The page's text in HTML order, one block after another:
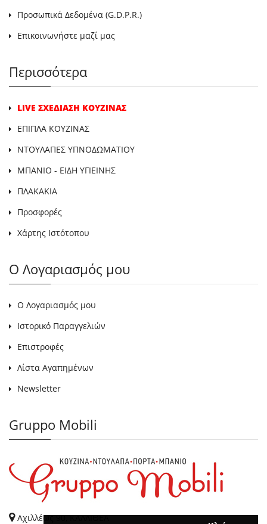
Προσωπικά Δεδομένα (G.D.P.R.)
Επικοινωνήστε μαζί μας
Περισσότερα
LIVE ΣΧΕΔΙΑΣΗ ΚΟΥΖΙΝΑΣ
ΕΠΙΠΛΑ ΚΟΥΖΙΝΑΣ
ΝΤΟΥΛΑΠΕΣ ΥΠΝΟΔΩΜΑΤΙΟΥ
ΜΠΑΝΙΟ - ΕΙΔΗ ΥΓΙΕΙΝΗΣ
ΠΛΑΚΑΚΙΑ
Προσφορές
Χάρτης Ιστότοπου
Ο Λογαριασμός μου
Ο Λογαριασμός μου
Ιστορικό Παραγγελιών
Επιστροφές
Λίστα Αγαπημένων
Newsletter
Gruppo Mobili
Αχιλλέως 90, ΚΑΛΛΙΘΕΑ